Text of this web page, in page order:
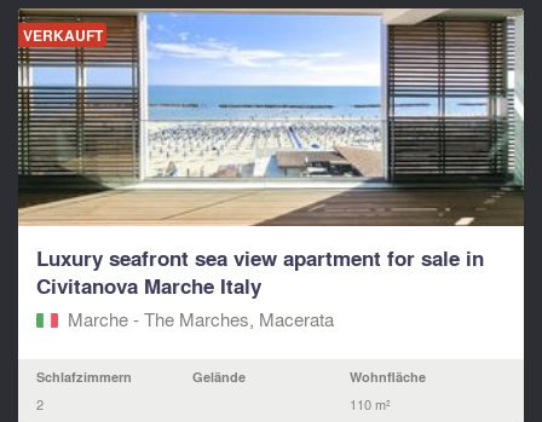
VERKAUFT
Luxury seafront sea view apartment for sale in
Civitanova Marche Italy
Marche - The Marches, Macerata‎
Schlafzimmern
2
Gelände Wohnfläche
110 m²